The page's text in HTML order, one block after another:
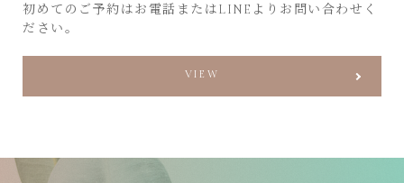
初めてのご予約はお電話またはLINEよりお問い合わせく
ださい。
VIEW